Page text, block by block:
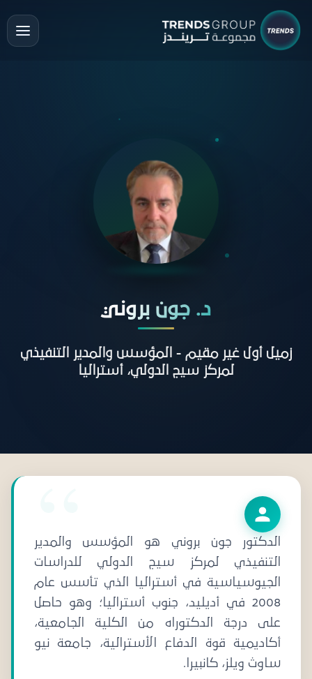
د. جون بروني
زميل أول غير مقيم - المؤسس والمدير التنفيذي
لمركز سيج الدولي، أستراليا
الدكتور جون بروني هو المؤسس والمدير
التنفيذي لمركز سيج الدولي للدراسات
الجيوسياسية في أستراليا الذي تأسس عام
2008 في أديليد، جنوب أستراليا؛ وهو حاصل
على درجة الدكتوراه من الكلية الجامعية،
أكاديمية قوة الدفاع الأسترالية، جامعة نيو
ساوث ويلز، كانبيرا.